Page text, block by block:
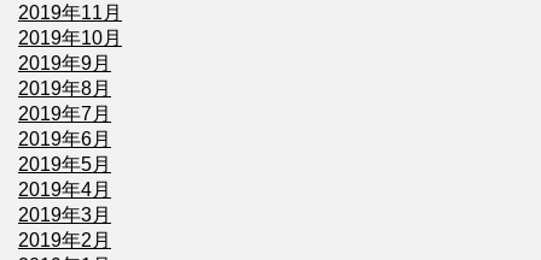
2019年11月
2019年10月
2019年9月
2019年8月
2019年7月
2019年6月
2019年5月
2019年4月
2019年3月
2019年2月